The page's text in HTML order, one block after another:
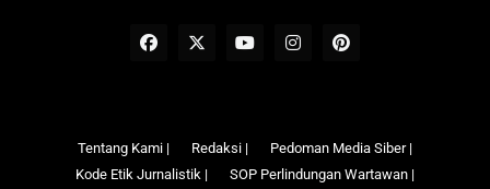
Tentang Kami | Redaksi |
Pedoman Media Siber |
Kode Etik Jurnalistik |
SOP Perlindungan Wartawan |